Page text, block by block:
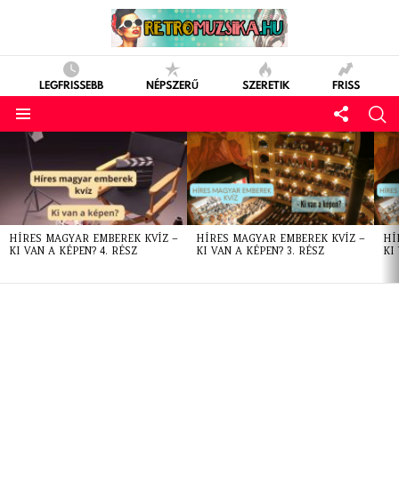
LEGFRISSEBB NÉPSZERŰ SZERETIK FRISS
LATEST
STORIES
HÍRES MAGYAR EMBEREK KVÍZ –
KI VAN A KÉPEN? 4. RÉSZ
HÍRES MAGYAR EMBEREK KVÍZ –
KI VAN A KÉPEN? 3. RÉSZ
KI